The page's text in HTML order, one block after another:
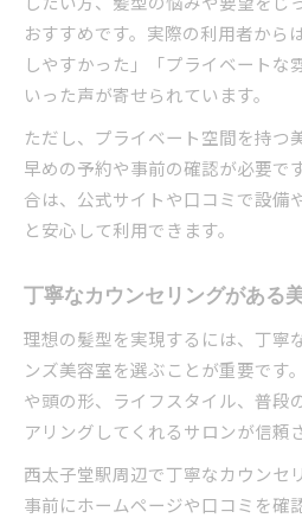
おすすめです。実際の利用者から
しやすかった」「プライベートな
いった声が寄せられています。
ただし、プライベート空間を持つ
早めの予約や事前の確認が必要で
合は、公式サイトや口コミで設備
と安心して利用できます。
丁寧なカウンセリングがある
理想の髪型を実現するには、丁寧
ンズ美容室を選ぶことが重要です
や頭の形、ライフスタイル、普段
アリングしてくれるサロンが信頼
西太子堂駅周辺で丁寧なカウンセ
事前にホームページや口コミを確